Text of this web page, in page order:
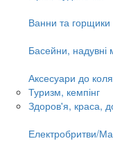
Ванни та горщики
Басейни, надувні
Аксесуари до
Туризм, кемпінг
Здоров'я, краса,
Електробритви/